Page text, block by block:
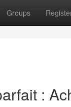
Groups
: